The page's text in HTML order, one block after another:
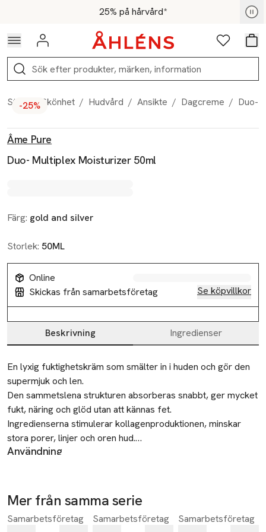
Hoppa till navigationsmenyn25% på hårvård*
För medlemmar - Shoppa nu
Logga in Favoriter
Sök
Start / Skönhet / Hudvård / Ansikte / Dagcreme / Duo-
-25%
Âme Pure
Duo- Multiplex Moisturizer 50ml
Färg: gold and silver
Storlek: 50ML
Online
Skickas från samarbetsföretag
Se köpvillkor
Beskrivning Ingredienser
Beskrivning
En lyxig fuktighetskräm som smälter in i huden och gör den
supermjuk och len.
Den sammetslena strukturen absorberas snabbt, ger mycket
fukt, näring och glöd utan att kännas fet.
Ingredienserna stimulerar kollagenproduktionen, minskar
stora porer, linjer och oren hud.
Denna bästsäljaren är vegansk och luktar otroligt.
Normal, kombinerad, torr och fet hud.
Fördelar:
Användning
Krämen kan användas i kombination med CIT Face Roller-
behandling och för att bibehålla ett bra resultat. Krämen ska
inte appliceras samma kväll som du har gjort behandling med
Mer från samma serie
Hoppa över bildspelet
Samarbetsföretag Samarbetsföretag Samarbetsföretag